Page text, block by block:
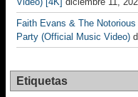
Faith Evans & The
Party (Official Music Video)
Etiquetas